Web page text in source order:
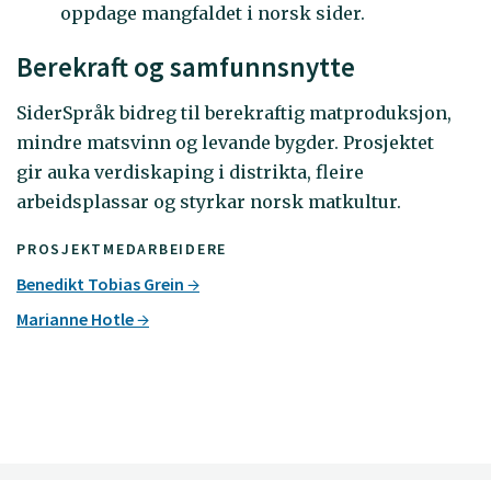
PROSJEKTMEDARBEIDERE
Benedikt Tobias Grein
Marianne Hotle
oppdage mangfaldet i norsk sider.
Berekraft og samfunnsnytte
SiderSpråk bidreg til berekraftig matproduksjon,
mindre matsvinn og levande bygder. Prosjektet
gir auka verdiskaping i distrikta, fleire
arbeidsplassar og styrkar norsk matkultur.